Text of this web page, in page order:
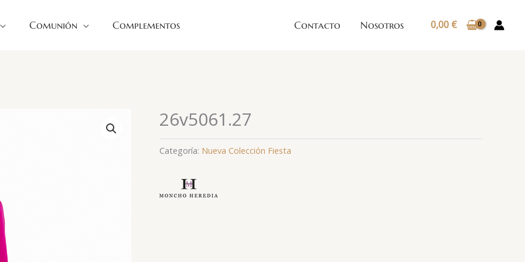
Comunión Complementos Contacto Nosotros 0,00 €
26v5061.27
Categoría: Nueva Colección Fiesta